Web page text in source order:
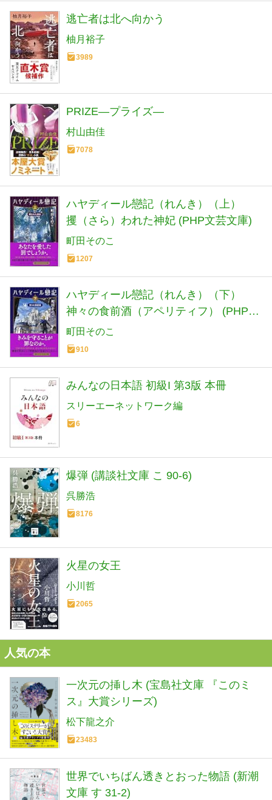
逃亡者は北へ向かう
柚月裕子
3989
PRIZE―プライズ―
村山由佳
7078
ハヤディール戀記（れんき）（上）
攫（さら）われた神妃 (PHP文芸文庫)
町田そのこ
1207
ハヤディール戀記（れんき）（下）
神々の食前酒（アペリティフ） (PHP文
芸文庫)
町田そのこ
910
みんなの日本語 初級I 第3版 本冊
スリーエーネットワーク編
6
爆弾 (講談社文庫 こ 90-6)
呉勝浩
8176
火星の女王
小川哲
2065
人気の本
一次元の挿し木 (宝島社文庫 『このミ
ス』大賞シリーズ)
松下龍之介
23483
世界でいちばん透きとおった物語 (新潮
文庫 す 31-2)